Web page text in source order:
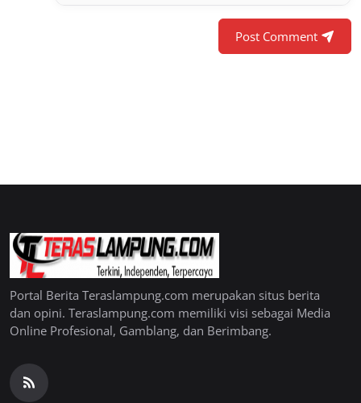
Post Comment
Portal Berita Teraslampung.com merupakan situs berita
dan opini. Teraslampung.com memiliki visi sebagai Media
Online Profesional, Gamblang, dan Berimbang.